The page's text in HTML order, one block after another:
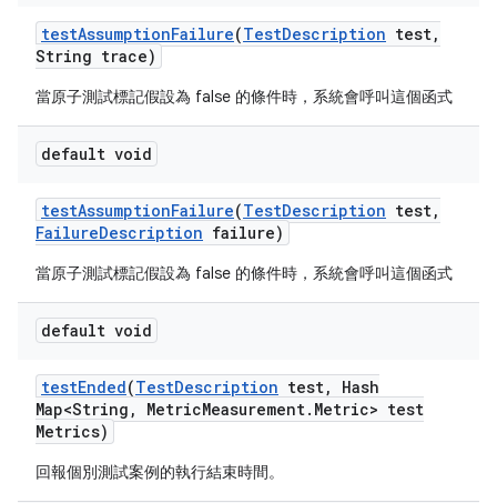
testAssumptionFailure(TestDescription test,
String trace)
當原子測試標記假設為 false 的條件時，系統會呼叫這個函式
default void
testAssumptionFailure(TestDescription test,
FailureDescription failure)
當原子測試標記假設為 false 的條件時，系統會呼叫這個函式
default void
testEnded(TestDescription test,
Hash
Map<String , MetricMeasurement. Metric> test
Metrics)
回報個別測試案例的執行結束時間。